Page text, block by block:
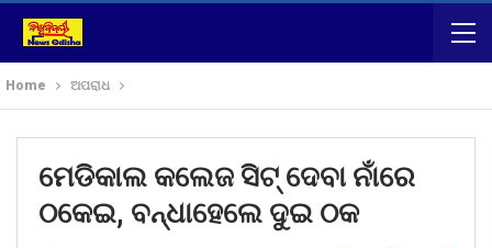
Home ଅପରାଧ
ମେଡିକାଲ କଲେଜ ସିଟ୍ ଦେବା ନାଁରେ
ଠକେଇ, ବନ୍ଧାହେଲେ ଦୁଇ ଠକ